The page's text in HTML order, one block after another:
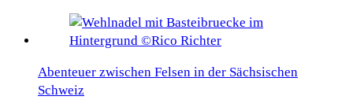
Abenteuer zwischen Felsen in der Sächsischen
Schweiz